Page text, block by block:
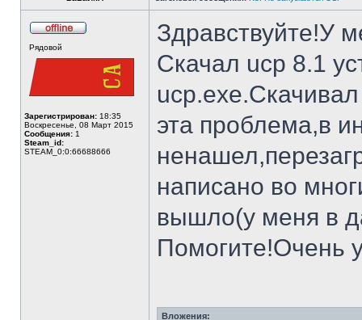
сети
Рядовой
Зарегистрирован: 18:35
Воскресенье, 08 Март 2015
Сообщения: 1
Steam_id:
STEAM_0:0:66688666
Здравствуйте!У
Скачал ucp 8.1
эта проблема,в
написано во
вышло(у меня в
Помогите!Очень
Вложения: